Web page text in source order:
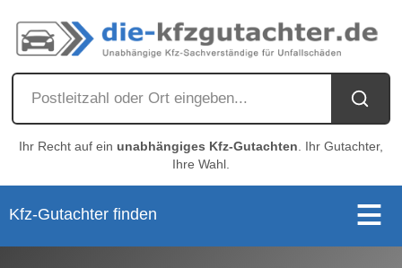
Ihr Recht auf ein unabhängiges Kfz-Gutachten . Ihr Gutachter,
Ihre Wahl.
Kfz-Gutachter finden